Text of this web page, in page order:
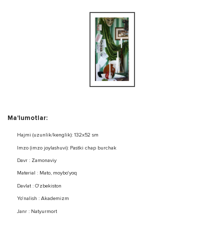
Ma'lumotlar:
Hajmi (uzunlik/kenglik): 132x52 sm
Imzo (imzo joylashuvi): Pastki chap burchak
Davr : Zamonaviy
Material : Mato, moybo'yoq
Davlat : O'zbekiston
Yo'nalish : Akademizm
Janr : Natyurmort